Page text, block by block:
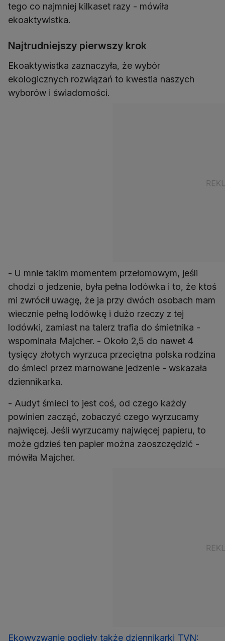
tego co najmniej kilkaset razy - mówiła
ekoaktywistka.
Najtrudniejszy pierwszy krok
Ekoaktywistka zaznaczyła, że wybór
ekologicznych rozwiązań to kwestia naszych
wyborów i świadomości.
- U mnie takim momentem przełomowym, jeśli
chodzi o jedzenie, była pełna lodówka i to, że ktoś
mi zwrócił uwagę, że ja przy dwóch osobach mam
wiecznie pełną lodówkę i dużo rzeczy z tej
lodówki, zamiast na talerz trafia do śmietnika -
wspominała Majcher. - Około 2,5 do nawet 4
tysięcy złotych wyrzuca przeciętna polska rodzina
do śmieci przez marnowane jedzenie - wskazała
dziennikarka.
- Audyt śmieci to jest coś, od czego każdy
powinien zacząć, zobaczyć czego wyrzucamy
najwięcej. Jeśli wyrzucamy najwięcej papieru, to
może gdzieś ten papier można zaoszczędzić -
mówiła Majcher.
Ekowyzwanie podjęły także dziennikarki TVN: